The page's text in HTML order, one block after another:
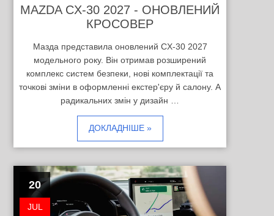
MAZDA CX-30 2027 - ОНОВЛЕНИЙ
КРОСОВЕР
Мазда представила оновлений CX-30 2027
модельного року. Він отримав розширений
комплекс систем безпеки, нові комплектації та
точкові зміни в оформленні екстер'єру й салону. А
радикальних змін у дизайн …
ДОКЛАДНІШЕ »
20
JUL